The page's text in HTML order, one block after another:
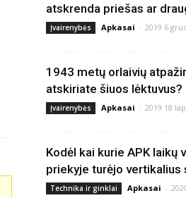
atskrenda priešas ar
Įvairenybės Apkasai - 2019 6
1943 metų orlaivių
atskiriate šiuos lėktuvus?
Įvairenybės Apkasai - 2019 18
Kodėl kai kurie APK laikų
priekyje turėjo vertikalius
Technika ir ginklai Apkasai -